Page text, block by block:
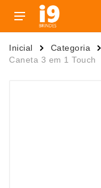
Inicial Categoria
Caneta 3 em 1 Touch